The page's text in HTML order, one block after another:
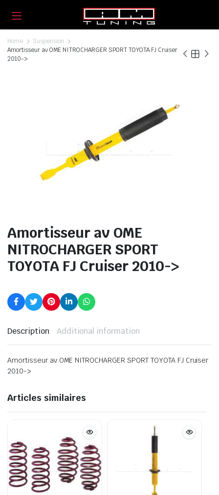
Home
Suspension
Amortisseur av OME NITROCHARGER SPORT TOYOTA FJ Cruiser
2010->
Amortisseur av OME
NITROCHARGER SPORT
TOYOTA FJ Cruiser 2010->
Description Additional information
Amortisseur av OME NITROCHARGER SPORT TOYOTA FJ Cruiser
2010->
Articles similaires